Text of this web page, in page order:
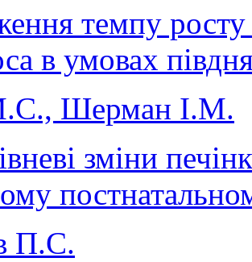
темпу росту
в умовах
Шерман І.М.
зміни
П.С.